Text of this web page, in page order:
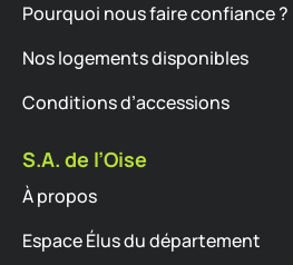
Pourquoi nous faire confiance ?
Nos logements disponibles
Conditions d’accessions
S.A. de l’Oise
À propos
Espace Élus du département